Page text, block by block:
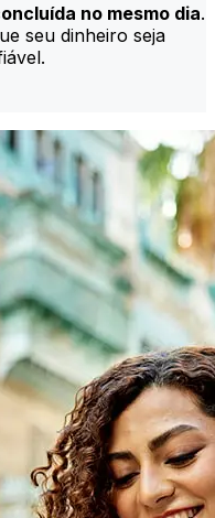
no mesmo dia.
seu dinheiro seja